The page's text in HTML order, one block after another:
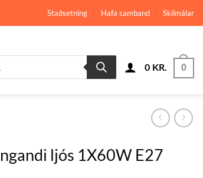
Staðsetning Hafa samband Skilmálar
0 KR. 0
ljós 1X60W E27